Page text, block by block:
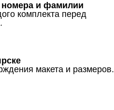
номера и фамилии
комплекта перед
макета и размеров.